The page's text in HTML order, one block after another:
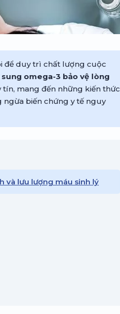
để duy trì chất lượng cuộc
omega-3 bảo vệ lòng
mang đến những kiến thức
ngừa biến chứng y tế nguy
và lưu lượng máu sinh lý